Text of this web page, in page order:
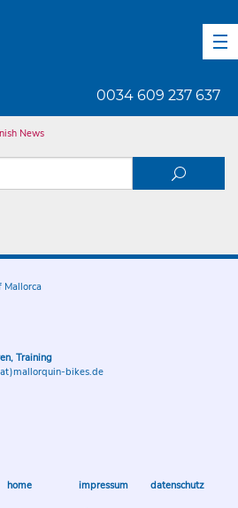
0034 609 237 637
News
Mallorca
Training
bikes.de
home impressum datenschutz